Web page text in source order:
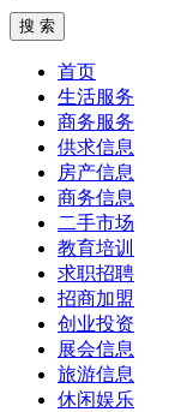
首页
生活服务
商务服务
供求信息
房产信息
商务信息
二手市场
教育培训
求职招聘
招商加盟
创业投资
展会信息
旅游信息
休闲娱乐